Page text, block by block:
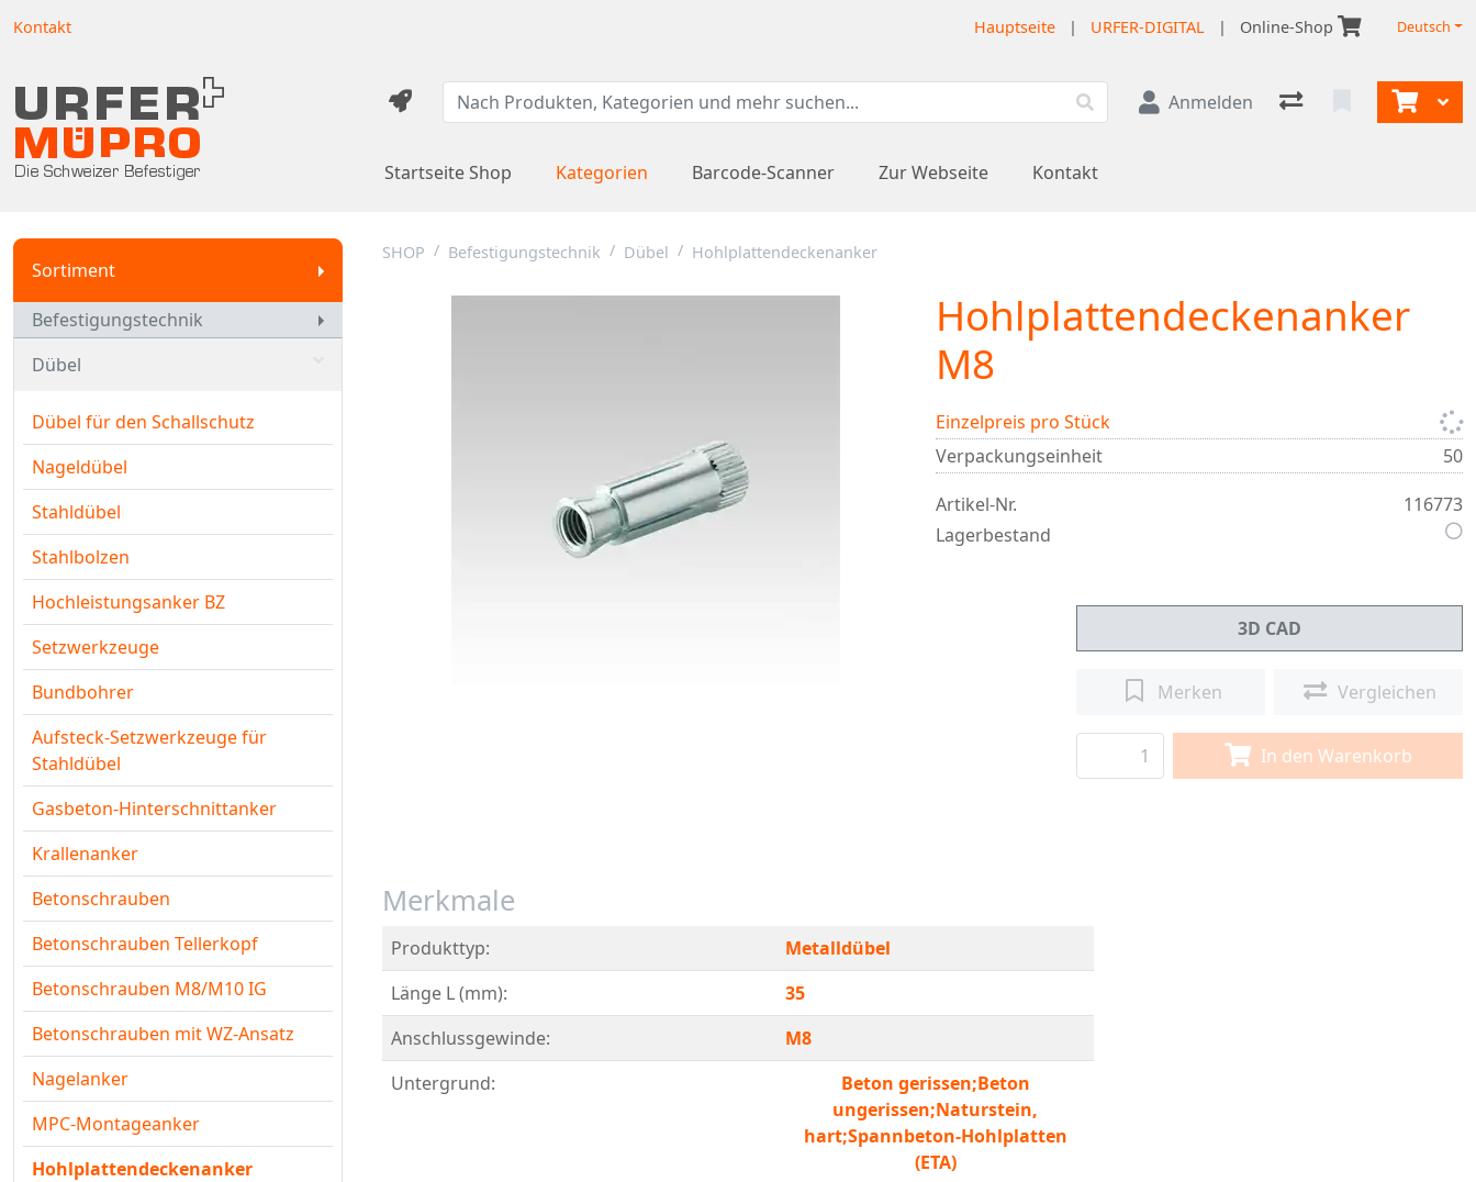
Kontakt Hauptseite | URFER-DIGITAL | Online-Shop Deutsch
Anmelden
Startseite Shop Kategorien Barcode-Scanner Zur Webseite Kontakt
Sortiment
Befestigungstechnik
Dübel
Dübel für den Schallschutz
Nageldübel
Stahldübel
Stahlbolzen
Hochleistungsanker BZ
Setzwerkzeuge
Bundbohrer
Aufsteck-Setzwerkzeuge für
Stahldübel
Gasbeton-Hinterschnittanker
Krallenanker
Betonschrauben
Betonschrauben Tellerkopf
Betonschrauben M8/M10 IG
Betonschrauben mit WZ-Ansatz
Nagelanker
MPC-Montageanker
Hohlplattendeckenanker
SHOP Befestigungstechnik Dübel Hohlplattendeckenanker
Hohlplattendeckenanker
M8
Einzelpreis pro Stück
Verpackungseinheit
50
Artikel-Nr.
116773
Lagerbestand
3D CAD
Merken Vergleichen
In den Warenkorb
Merkmale
Produkttyp:
Metalldübel
Länge L (mm):
35
Anschlussgewinde:
M8
Untergrund:
Beton gerissen;Beton
ungerissen;Naturstein,
hart;Spannbeton-Hohlplatten
(ETA)